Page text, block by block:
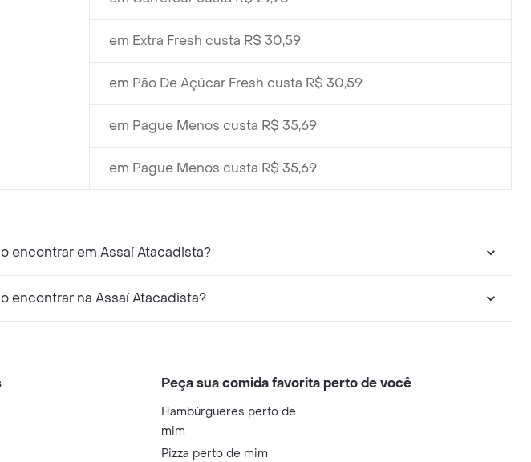
em Extra Fresh custa R$ 30,59
em Pão De Açúcar Fresh custa R$ 30,59
em Pague Menos custa R$ 35,69
em Pague Menos custa R$ 35,69
encontrar em Assaí Atacadista?
encontrar na Assaí Atacadista?
Peça sua comida favorita perto de você
Hambúrgueres perto de
mim
Pizza perto de mim